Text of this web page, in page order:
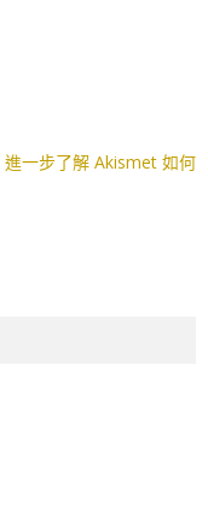
進一步了解 Akismet 如何